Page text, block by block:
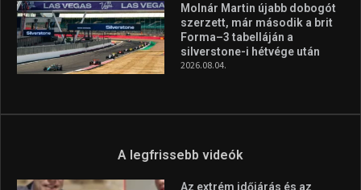
Molnár Martin újabb dobogót
szerzett, már második a brit
Forma–3 tabelláján a
silverstone-i hétvége után
2026.08.04.
A legfrissebb videók
Az extrém időjárás és az